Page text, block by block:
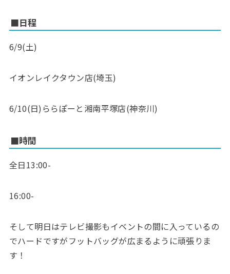
■日程
6/9(土)
イオンレイクタウン店(埼玉)
6/10(日)ららぽーと湘南平塚店(神奈川)
■時間
全日13:00-
16:00-
そして明日はテレビ撮影もイベントの間に入っているの
でハードですがフットバッグが広まるように頑張りま
す！